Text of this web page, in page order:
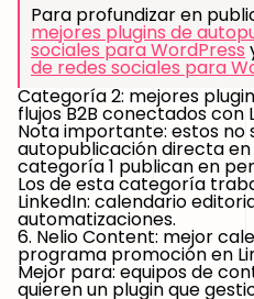
Para profundizar en
mejores plugins de
sociales para WordPress
de redes sociales para
Categoría 2: mejores
flujos B2B conectados con
Nota importante: estos no
autopublicación directa en
categoría 1 publican en
Los de esta categoría
LinkedIn: calendario
automatizaciones.
6. Nelio Content: mejor
programa promoción en
Mejor para:equipos de
quieren un plugin que